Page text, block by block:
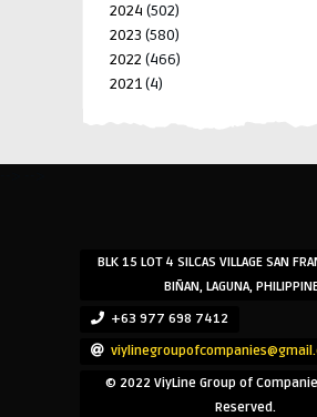
2024 (502)
2023 (580)
2022 (466)
2021(4)
BLK 15 LOT 4 SILCAS VILLAGE SAN
BIÑAN, LAGUNA,
+63 977 698 7412
© 2022 ViyLine Group of
Reserved.